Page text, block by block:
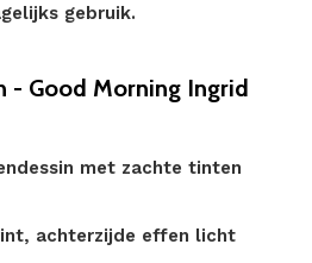
gebruik.
- Good Morning Ingrid
met zachte tinten
achterzijde effen licht